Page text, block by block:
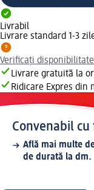
Livrabil
Livrare standard 1-3
Verificați
Livrare gratuită la
Ridicare Expres din
Convenabil
Află mai multe
de durată la dm.